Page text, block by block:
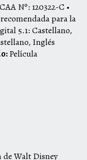
Nº: 120322-C •
para la
5.1: Castellano,
Inglés
Película
de Walt Disney